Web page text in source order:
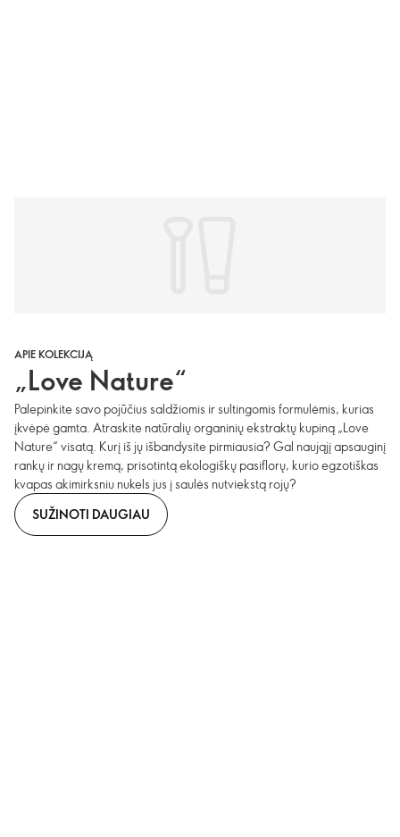
APIE KOLEKCIJĄ
„Love Nature“
Palepinkite savo pojūčius saldžiomis ir sultingomis formulėmis, kurias
įkvėpė gamta. Atraskite natūralių organinių ekstraktų kupiną „Love
Nature“ visatą. Kurį iš jų išbandysite pirmiausia? Gal naująjį apsauginį
rankų ir nagų kremą, prisotintą ekologiškų pasiflorų, kurio egzotiškas
kvapas akimirksniu nukels jus į saulės nutviekstą rojų?
SUŽINOTI DAUGIAU